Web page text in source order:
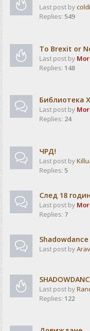
Last post by
Replies: 549
To Brexit or
Last post by
Replies: 148
Библиотека
Last post by
Replies: 24
ЧРД!
Last post by
Replies: 5
След 18
Last post by
Replies: 7
Last post by
Last post by
Replies: 122